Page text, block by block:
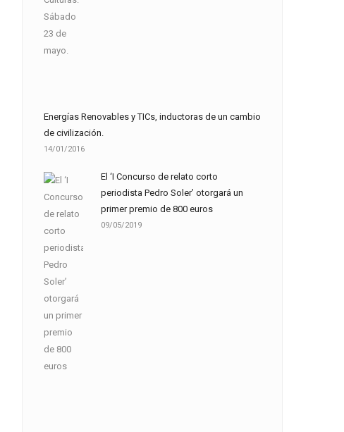
Energías Renovables y TICs, inductoras de un cambio
de civilización.
14/01/2016
El ‘I Concurso de relato corto
periodista Pedro Soler’ otorgará un
primer premio de 800 euros
09/05/2019